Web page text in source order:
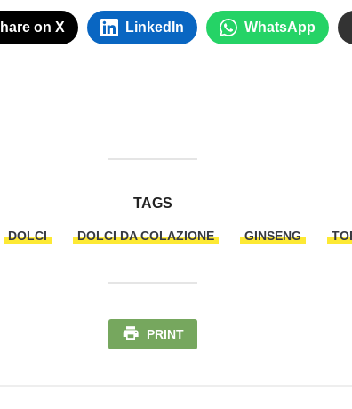
on X LinkedIn WhatsApp
TAGS
DOLCI DOLCI DA COLAZIONE GINSENG
PRINT